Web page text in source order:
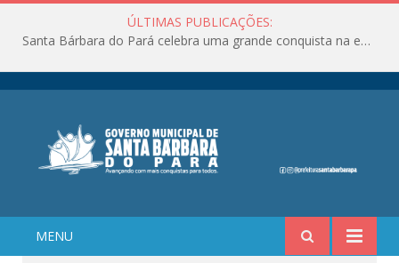
ÚLTIMAS PUBLICAÇÕES:
Santa Bárbara do Pará celebra uma grande conquista na educação!
MENU